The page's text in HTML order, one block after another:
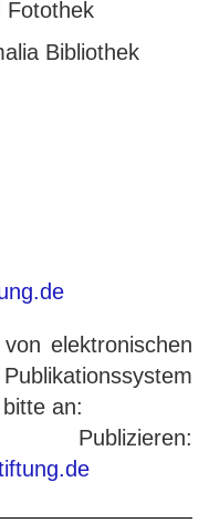
Fotothek
Bibliothek
elektronischen
an: